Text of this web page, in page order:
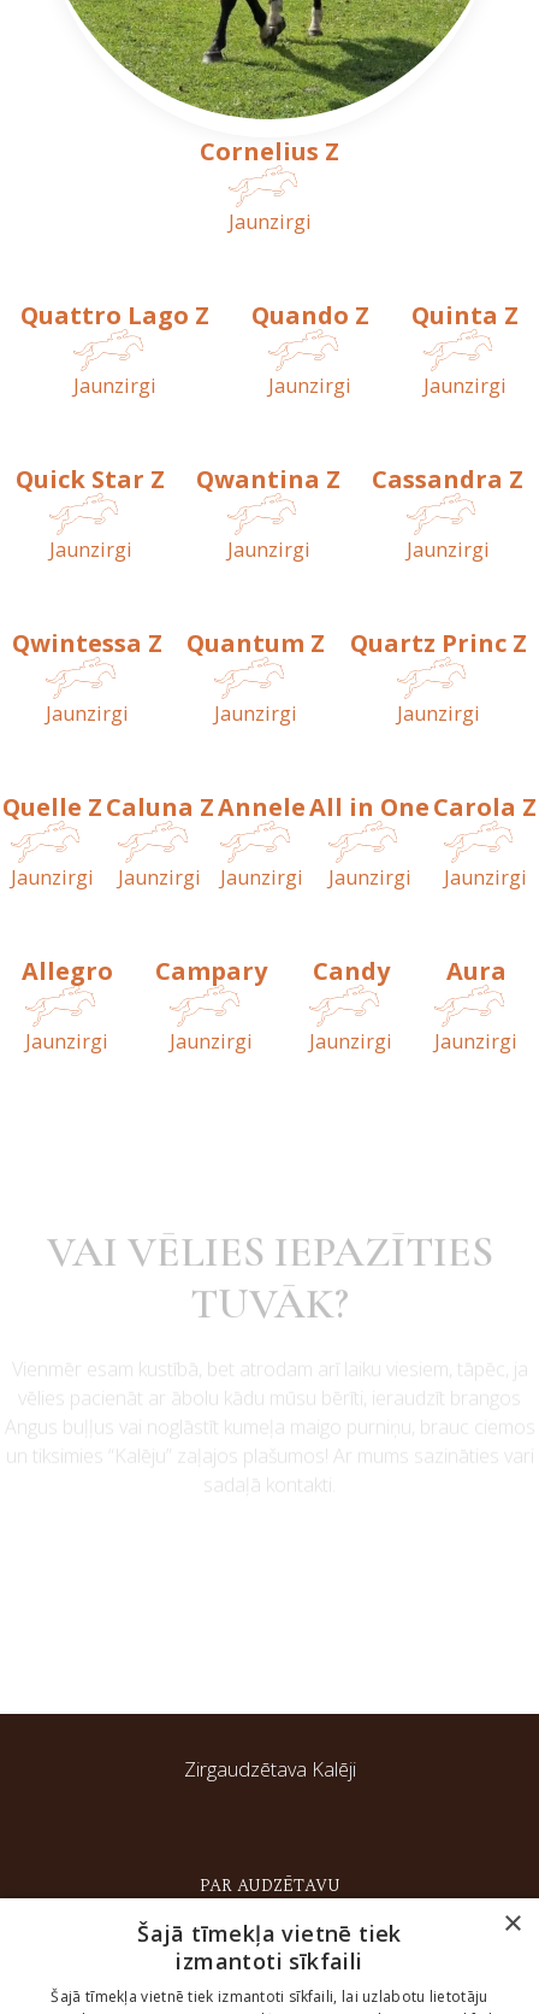
Cornelius Z
Jaunzirgi
Quattro Lago Z
Jaunzirgi
Quando Z
Jaunzirgi
Quinta Z
Jaunzirgi
Quick Star Z
Jaunzirgi
Qwantina Z
Jaunzirgi
Cassandra Z
Jaunzirgi
Qwintessa Z
Jaunzirgi
Quantum Z
Jaunzirgi
Quartz Princ Z
Jaunzirgi
Quelle Z
Jaunzirgi
Caluna Z
Jaunzirgi
Annele
Jaunzirgi
All in One
Jaunzirgi
Carola Z
Jaunzirgi
Allegro
Jaunzirgi
Campary
Jaunzirgi
Candy
Jaunzirgi
Aura
Jaunzirgi
VAI VĒLIES IEPAZĪTIES
TUVĀK?
Vienmēr esam kustībā, bet atrodam arī laiku viesiem, tāpēc, ja
vēlies pacienāt ar ābolu kādu mūsu bērīti, ieraudzīt brangos
Angus buļļus vai noglāstīt kumeļa maigo purniņu, brauc ciemos
un tiksimies “Kalēju” zaļajos plašumos! Ar mums sazināties vari
sadaļā kontakti.
Zirgaudzētava Kalēji
PAR AUDZĒTAVU
ZIRGI
SACENSĪBAS
LIELLOPI
×
Šajā tīmekļa vietnē tiek
izmantoti sīkfaili
Šajā tīmekļa vietnē tiek izmantoti sīkfaili, lai uzlabotu lietotāju